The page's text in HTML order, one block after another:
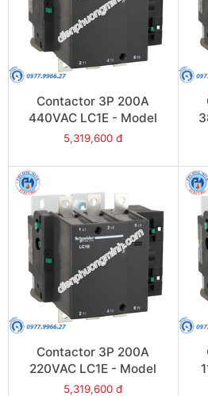
Contactor 3P 200A
440VAC LC1E - Model
LC1E200R6
5,319,600 đ
Contactor 3P 200A
220VAC LC1E - Model
LC1E200M6
5,319,600 đ